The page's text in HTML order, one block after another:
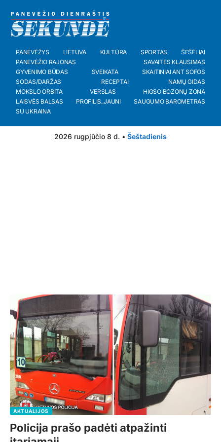
PANEVĖŽYS LIETUVA KULTŪRA SPORTAS
ŠEŠĖLIAI
PANEVĖŽIO RAJONAS
SAVAITĖS KLAUSIMAS
GYVENIMO BŪDAS
SVEIKATA
SKAITINIAI ANT SOFOS
SODAS/DARŽAS
RECEPTAI
NAMŲ GIDAS
MOKSLO ORBITA
VERSLAS
HIGSO BOZONŲ ZONA
LAISVĖS BALSAS
PROFILIS_JAUNI
SAUGUMO BAROMETRAS
SU UKRAINA
2026 rugpjūčio 8 d. • Šeštadienis
AKTUALIJOS
Policija prašo padėti atpažinti